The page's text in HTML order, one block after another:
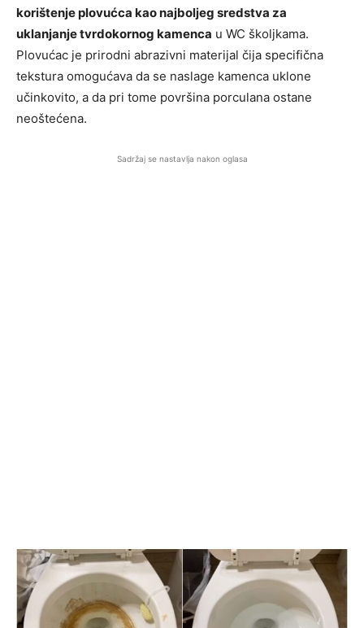
korištenje plovućca kao najboljeg sredstva za
uklanjanje tvrdokornog kamenca u WC školjkama.
Plovućac je prirodni abrazivni materijal čija specifična
tekstura omogućava da se naslage kamenca uklone
učinkovito, a da pri tome površina porculana ostane
neoštećena.
Sadržaj se nastavlja nakon oglasa